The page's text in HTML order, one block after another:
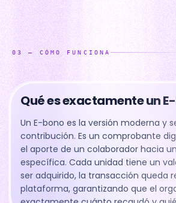
03 — CÓMO FUNCIONA
Qué es exactamente un
Un E-bono es la versión moderna y
contribución. Es un comprobante
el aporte de un colaborador hacia
específica. Cada unidad tiene un
ser adquirido, la transacción queda
plataforma, garantizando que el